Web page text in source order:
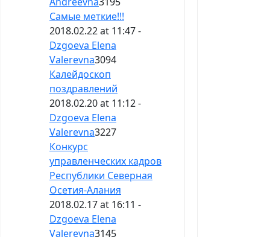
Самые меткие!!!
2018.02.22 at 11:47 -
Dzgoeva Elena
Valerevna3094
Калейдоскоп
поздравлений
2018.02.20 at 11:12 -
Dzgoeva Elena
Valerevna3227
Конкурс
управленческих кадров
Республики Северная
Осетия-Алания
2018.02.17 at 16:11 -
Dzgoeva Elena
Valerevna3145